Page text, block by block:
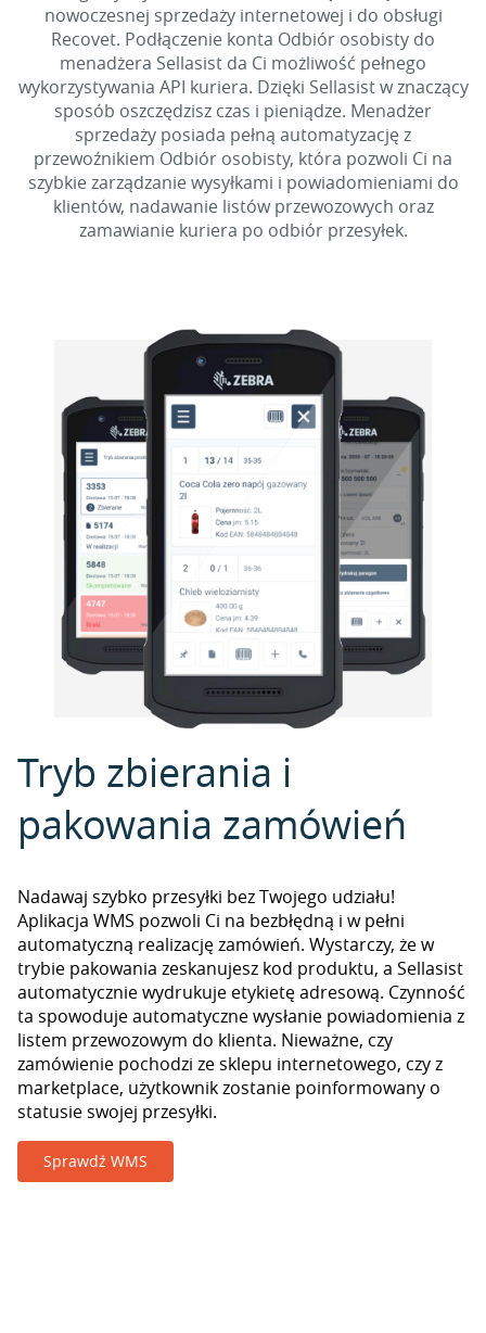
nowoczesnej sprzedaży internetowej i do obsługi
Recovet. Podłączenie konta Odbiór osobisty do
menadżera Sellasist da Ci możliwość pełnego
wykorzystywania API kuriera. Dzięki Sellasist w znaczący
sposób oszczędzisz czas i pieniądze. Menadżer
sprzedaży posiada pełną automatyzację z
przewoźnikiem Odbiór osobisty, która pozwoli Ci na
szybkie zarządzanie wysyłkami i powiadomieniami do
klientów, nadawanie listów przewozowych oraz
zamawianie kuriera po odbiór przesyłek.
Tryb zbierania i
pakowania zamówień
Nadawaj szybko przesyłki bez Twojego udziału!
Aplikacja WMS pozwoli Ci na bezbłędną i w pełni
automatyczną realizację zamówień. Wystarczy, że w
trybie pakowania zeskanujesz kod produktu, a Sellasist
automatycznie wydrukuje etykietę adresową. Czynność
ta spowoduje automatyczne wysłanie powiadomienia z
listem przewozowym do klienta. Nieważne, czy
zamówienie pochodzi ze sklepu internetowego, czy z
marketplace, użytkownik zostanie poinformowany o
statusie swojej przesyłki.
Sprawdź WMS